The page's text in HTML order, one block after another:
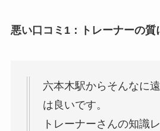
悪い口コミ1：トレーナーの質
六本木駅からそんなに
は良いです。
トレーナーさんの知識